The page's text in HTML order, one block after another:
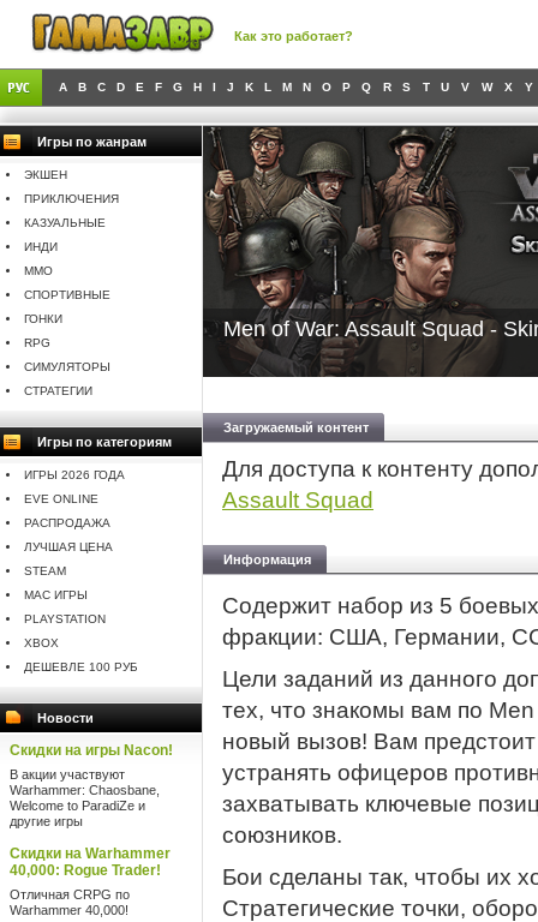
Как это работает?
A B C D E F G H I J K L M N O P Q R S T U V W X Y
Игры по жанрам
ЭКШЕН
ПРИКЛЮЧЕНИЯ
КАЗУАЛЬНЫЕ
ИНДИ
MMO
СПОРТИВНЫЕ
ГОНКИ
RPG
СИМУЛЯТОРЫ
СТРАТЕГИИ
Игры по категориям
ИГРЫ 2026 ГОДА
EVE ONLINE
РАСПРОДАЖА
ЛУЧШАЯ ЦЕНА
STEAM
MAC ИГРЫ
PLAYSTATION
XBOX
ДЕШЕВЛЕ 100 РУБ
Новости
Скидки на игры Nacon!
В акции участвуют
Warhammer: Chaosbane,
Welcome to ParadiZe и
другие игры
Скидки на Warhammer
40,000: Rogue Trader!
Отличная CRPG по
Warhammer 40,000!
Men of War: Assault Squad -
Загружаемый контент
Для доступа к контенту
Assault Squad
Информация
Содержит набор из 5
фракции: США, Германии,
Цели заданий из данного
тех, что знакомы вам по
новый вызов! Вам
устранять офицеров
захватывать ключевые
союзников.
Бои сделаны так, чтобы их
Стратегические точки,